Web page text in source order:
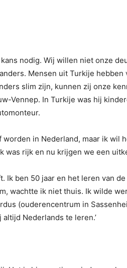
nodig. Wij willen niet onze
Mensen uit Turkije hebben
slim zijn, kunnen zij onze
Vennep. In Turkije was hij
in Nederland, maar ik wil
was rijk en nu krijgen we een
Ik ben 50 jaar en het leren van
wachtte ik niet thuis. Ik wilde
(ouderencentrum in
Nederlands te leren.’